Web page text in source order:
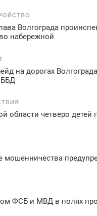
Волгограда
набережной
на дорогах
области четверо детей
ФСБ и МВД в полях